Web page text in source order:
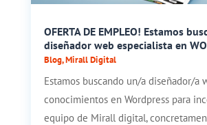
OFERTA DE EMPLEO! Estamos
diseñador web especialista en
Blog,Mirall Digital
Estamos buscando un/a diseñador/a
conocimientos en Wordpress para
equipo de Mirall digital,